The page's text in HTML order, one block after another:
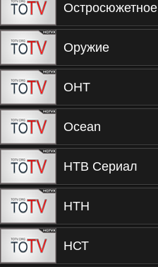
Остросюжетное
Оружие
ОНТ
Ocean
НТВ Сериал
НТН
НСТ